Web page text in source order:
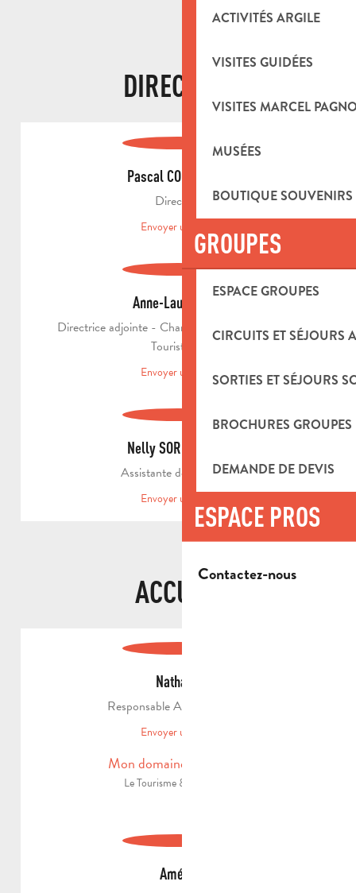
ACTIVITÉS ARGILE
VISITES GUIDÉES
VISITES MARCEL
MUSÉES
BOUTIQUE
GROUPES
ESPACE GROUPES
CIRCUITS ET SÉJOURS
SORTIES ET SÉJOURS
BROCHURES GROUPES
DEMANDE DE DEVIS
ESPACE PROS
Contactez-nous
DIRECTION
Pascal COUDURIER
Directeur
Envoyer un email
Anne-Laure RIOU
Directrice adjointe - Chargée du Développement
Touristique
Envoyer un email
Nelly SORRENTINO
Assistante de Direction
Envoyer un email
ACCUEIL
Nathalie
Responsable Accueil Qualité
Envoyer un email
Mon domaine d'expertise
Le Tourisme & Handicap.
Amélie